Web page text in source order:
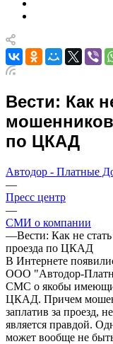
Вести: Как
по ЦКАД
Автодор - Платные
—
Пресс центр
—
СМИ о компании
—Вести: Как не
проезда по ЦКАД
В Интернете
ООО "Автодор-
СМС о якобы
ЦКАД. Причем
заплатив за проезд,
является правдой.
может вообще не